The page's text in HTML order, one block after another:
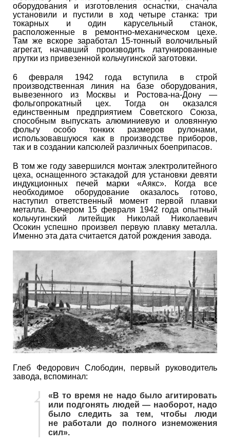
оборудования и изготовления оснастки, сначала
установили и пустили в ход четыре станка: три
токарных и один карусельный станок,
расположенные в ремонтно-механическом цехе.
Там же вскоре заработал 15-тонный волочильный
агрегат, начавший производить латунированные
прутки из привезенной кольчугинской заготовки.
6 февраля 1942 года вступила в строй
производственная линия на базе оборудования,
вывезенного из Москвы и Ростова-на-Дону —
фольгопрокатный цех. Тогда он оказался
единственным предприятием Советского Союза,
способным выпускать алюминиевую и оловянную
фольгу особо тонких размеров рулонами,
использовавшуюся как в производстве приборов,
так и в создании капсюлей различных боеприпасов.
В том же году завершился монтаж электролитейного
цеха, оснащенного эстакадой для установки девяти
индукционных печей марки «Аякс». Когда все
необходимое оборудование оказалось готово,
наступил ответственный момент первой плавки
металла. Вечером 15 февраля 1942 года опытный
кольчугинский литейщик Николай Николаевич
Осокин успешно произвел первую плавку металла.
Именно эта дата считается датой рождения завода.
Глеб Федорович Слободин, первый руководитель
завода, вспоминал:
«В то время не надо было агитировать
или подгонять людей — наоборот, надо
было следить за тем, чтобы люди
не работали до полного изнеможения
сил».